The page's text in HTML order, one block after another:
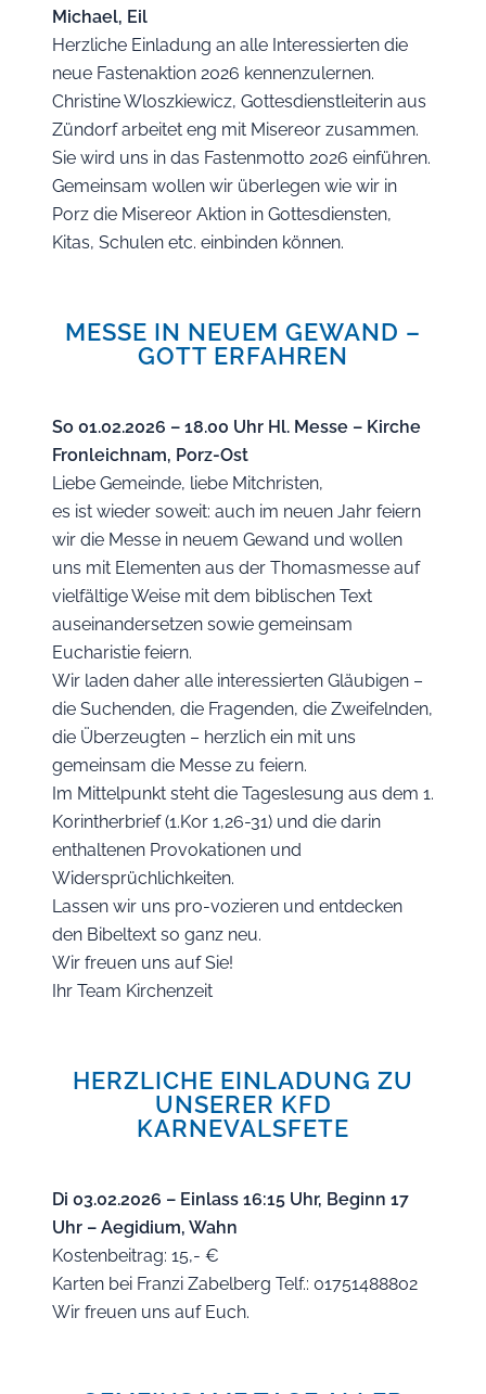
Michael, Eil
Herzliche Einladung an alle Interessierten die
neue Fastenaktion 2026 kennenzulernen.
Christine Wloszkiewicz, Gottesdienstleiterin aus
Zündorf arbeitet eng mit Misereor zusammen.
Sie wird uns in das Fastenmotto 2026 einführen.
Gemeinsam wollen wir überlegen wie wir in
Porz die Misereor Aktion in Gottesdiensten,
Kitas, Schulen etc. einbinden können.
MESSE IN NEUEM GEWAND –
GOTT ERFAHREN
So 01.02.2026 – 18.00 Uhr Hl. Messe – Kirche
Fronleichnam, Porz-Ost
Liebe Gemeinde, liebe Mitchristen,
es ist wieder soweit: auch im neuen Jahr feiern
wir die Messe in neuem Gewand und wollen
uns mit Elementen aus der Thomasmesse auf
vielfältige Weise mit dem biblischen Text
auseinandersetzen sowie gemeinsam
Eucharistie feiern.
Wir laden daher alle interessierten Gläubigen –
die Suchenden, die Fragenden, die Zweifelnden,
die Überzeugten – herzlich ein mit uns
gemeinsam die Messe zu feiern.
Im Mittelpunkt steht die Tageslesung aus dem 1.
Korintherbrief (1.Kor 1,26-31) und die darin
enthaltenen Provokationen und
Widersprüchlichkeiten.
Lassen wir uns pro-vozieren und entdecken
den Bibeltext so ganz neu.
Wir freuen uns auf Sie!
Ihr Team Kirchenzeit
HERZLICHE EINLADUNG ZU
UNSERER KFD
KARNEVALSFETE
Di 03.02.2026 – Einlass 16:15 Uhr, Beginn 17
Uhr – Aegidium, Wahn
Kostenbeitrag: 15,- €
Karten bei Franzi Zabelberg Telf.: 01751488802
Wir freuen uns auf Euch.